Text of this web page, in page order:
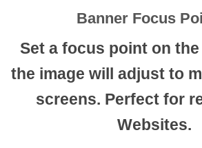
Banner Focus
Set a focus point on the
the image will adjust to
screens. Perfect for
Websites.